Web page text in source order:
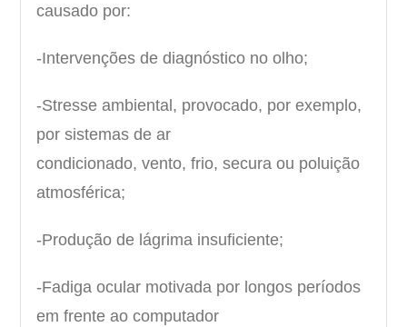
causado por:
-Intervenções de diagnóstico no olho;
-Stresse ambiental, provocado, por exemplo,
por sistemas de ar
condicionado, vento, frio, secura ou poluição
atmosférica;
-Produção de lágrima insuficiente;
-Fadiga ocular motivada por longos períodos
em frente ao computador